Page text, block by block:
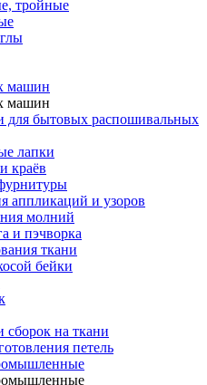
тройные
машин
машин
для бытовых распошивальных
лапки
краёв
аппликаций и узоров
молний
и пэчворка
ткани
бейки
сборок на ткани
петель